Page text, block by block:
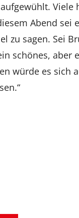
Viele
Abend
zu sagen. Sei
schönes, aber
würde es sich